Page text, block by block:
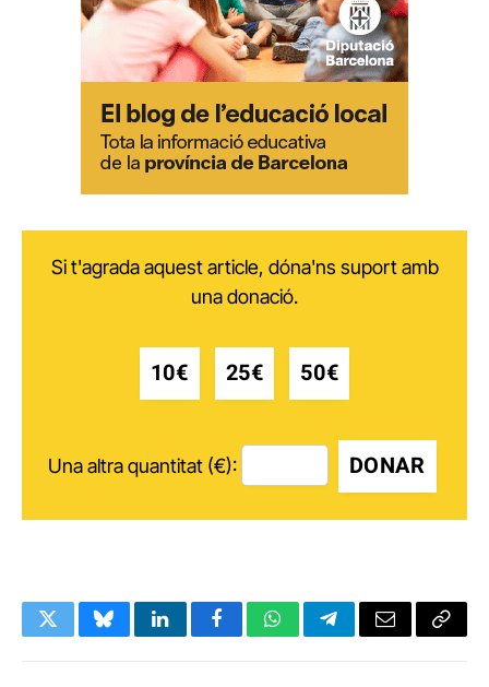
Si t'agrada aquest article, dóna'ns suport amb
una donació.
10€ 25€ 50€
Una altra quantitat (€): DONAR
TwitterBlueskyLinkedInFacebookWhatsAppTelegramEmail Copy